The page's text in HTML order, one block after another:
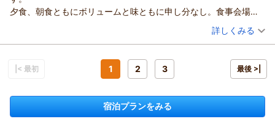
さらにはご滞在中ご満足いただけたようで大変うれしく存じま
す。
これからもお客様の声を大切にし、様々なニーズにお応えでき
るサービスとプランをご用意できればと存じます。
る所存でございます。
貴重なご感想ありがとうございました。
（返信日：2026/05/14）
夕食、朝食ともにボリュームと味ともに申し分なし。食事会場で
は外国人のスタッフの方がいましたが、とても親切で気持ち良く
食事できました。湯村温泉に行く際は必ず利用したいと思い
（投稿日：2026/05/08）
宿泊時期： 2026年05月宿泊 (子連れ旅行)
宿泊プラン：
幻想的なライトアップと共にイス・テーブルで楽しむ旬会席
♪ ガーデンダイニング『はなみずき』プラン
和室
湯村温泉 佳泉郷 井づつやからの返信
詳しくみる
|< 最初 1 2 3 最後 >|
宿泊プランをみる